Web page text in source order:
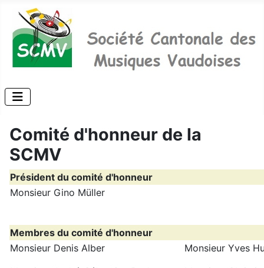
Comité d'honneur de la
SCMV
Président du comité d'honneur
Monsieur Gino Müller
Membres du comité d'honneur
Monsieur Denis Alber
Monsieur Yves